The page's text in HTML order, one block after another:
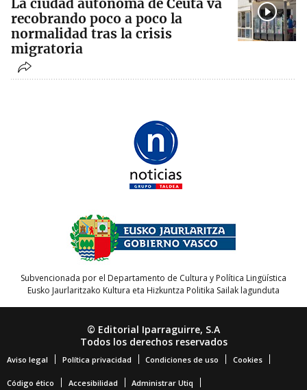
recobrando poco a poco la
normalidad tras la crisis
migratoria
Subvencionada por el Departamento de Cultura y Política Lingüística
Eusko Jaurlaritzako Kultura eta Hizkuntza Politika Sailak lagunduta
© Editorial Iparraguirre, S.A
Todos los derechos reservados
Aviso legal Política privacidad Condiciones de uso Cookies
Código ético Accesibilidad Administrar Utiq